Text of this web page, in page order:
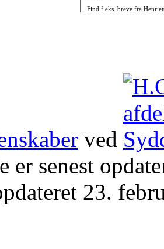
Find f.eks. breve fra
ved
er senest
23.